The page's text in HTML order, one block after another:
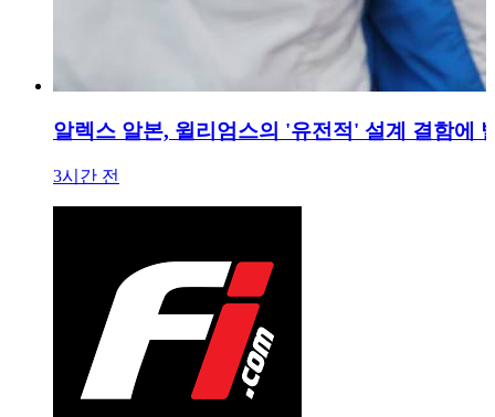
알렉스 알본, 윌리엄스의 '유전적' 설계 결함에
3시간 전